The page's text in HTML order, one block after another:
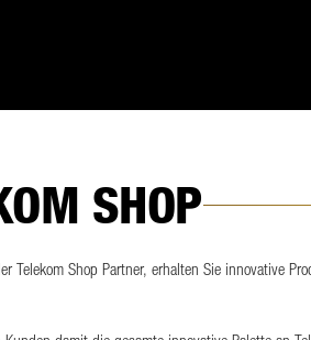
SHOP
Telekom Shop Partner, erhalten Sie innovative